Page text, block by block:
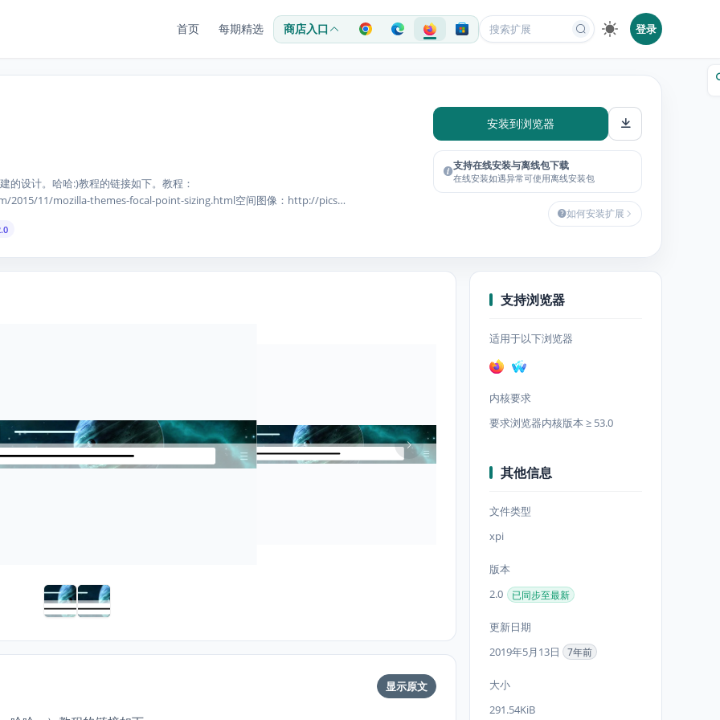
首页 每期精选 商店入口 登录
的设计。哈哈:)教程的链接如下。教程：
11/mozilla-themes-focal-point-sizing.html空间图像：http://pics-
安装到浏览器
支持在线安装与离线包下载
在线安装如遇异常可使用离线安装包
如何安装扩展
显示原文
支持浏览器
适用于以下浏览器
内核要求
要求浏览器内核版本 ≥ 53.0
其他信息
文件类型
xpi
版本
2.0
已同步至最新
更新日期
2019年5月13日
7年前
大小
291.54KiB